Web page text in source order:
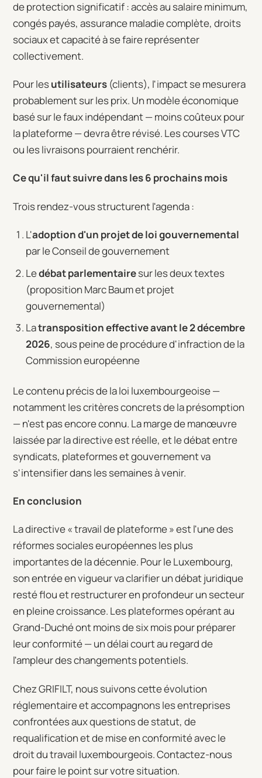
de protection significatif : accès au salaire minimum,
congés payés, assurance maladie complète, droits
sociaux et capacité à se faire représenter
collectivement.
Pour lesutilisateurs (clients), l'impact se mesurera
probablement sur les prix. Un modèle économique
basé sur le faux indépendant — moins coûteux pour
la plateforme — devra être révisé. Les courses VTC
ou les livraisons pourraient renchérir.
Ce qu'il faut suivre dans les 6 prochains mois
Trois rendez-vous structurent l'agenda :
L'adoption d'un projet de loi gouvernemental
par le Conseil de gouvernement
Ledébat parlementairesur les deux textes
(proposition Marc Baum et projet
gouvernemental)
Latransposition effective avant le 2 décembre
2026, sous peine de procédure d'infraction de la
Commission européenne
Le contenu précis de la loi luxembourgeoise —
notamment les critères concrets de la présomption
— n'est pas encore connu. La marge de manœuvre
laissée par la directive est réelle, et le débat entre
syndicats, plateformes et gouvernement va
s'intensifier dans les semaines à venir.
En conclusion
La directive « travail de plateforme » est l'une des
réformes sociales européennes les plus
importantes de la décennie. Pour le Luxembourg,
son entrée en vigueur va clarifier un débat juridique
resté flou et restructurer en profondeur un secteur
en pleine croissance. Les plateformes opérant au
Grand-Duché ont moins de six mois pour préparer
leur conformité — un délai court au regard de
l'ampleur des changements potentiels.
Chez GRIFILT, nous suivons cette évolution
réglementaire et accompagnons les entreprises
confrontées aux questions de statut, de
requalification et de mise en conformité avec le
droit du travail luxembourgeois. Contactez-nous
pour faire le point sur votre situation.